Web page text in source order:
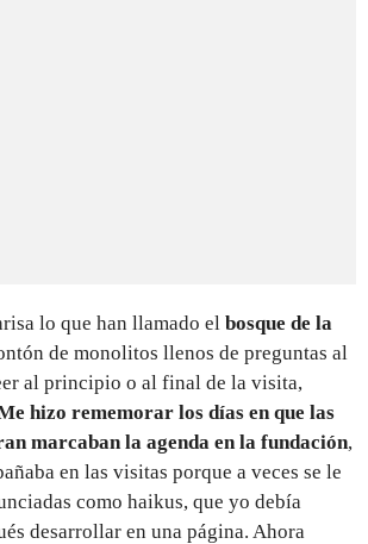
lo que han llamado el bosque de la
de monolitos llenos de preguntas al
al principio o al final de la visita,
hizo rememorar los días en que las
marcaban la agenda en la fundación,
en las visitas porque a veces se le
como haikus, que yo debía
desarrollar en una página. Ahora